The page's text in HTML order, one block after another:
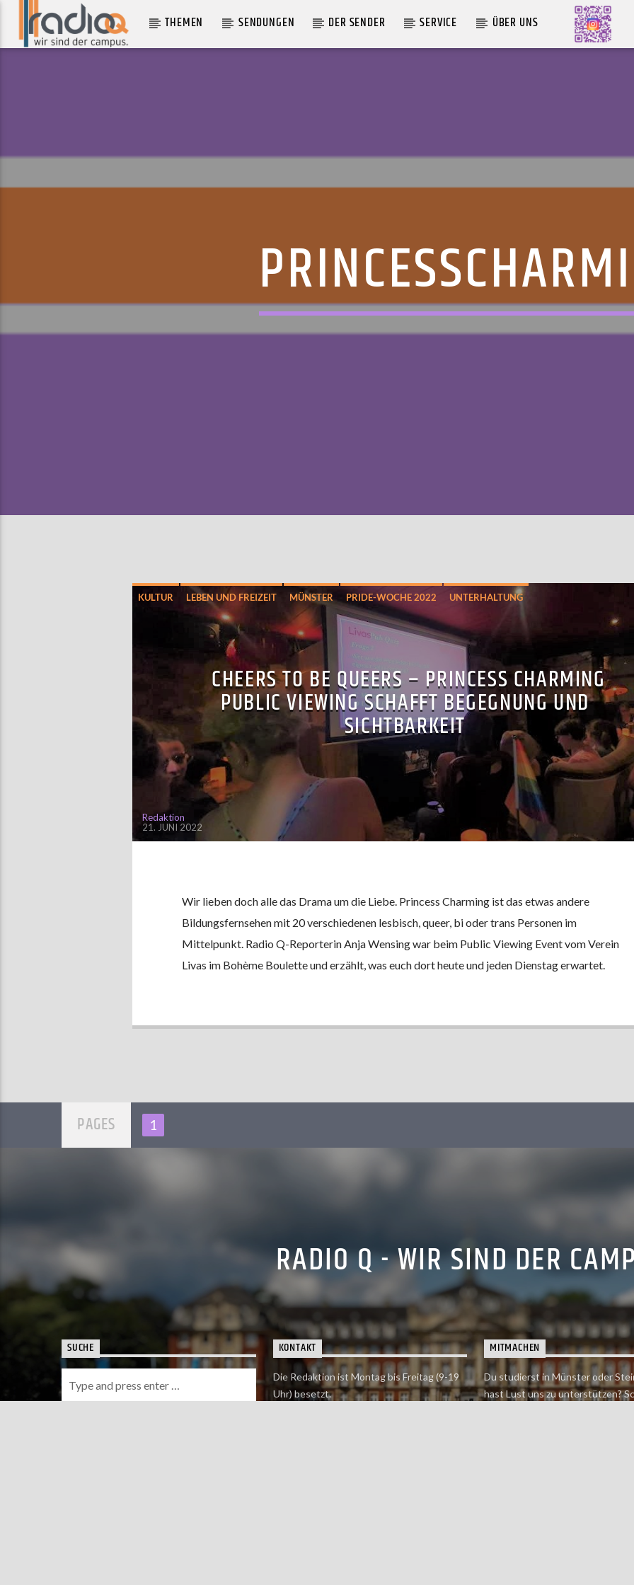
THEMEN SENDUNGEN DER SENDER SERVICE ÜBER UNS
KULTUR LEBEN UND FREIZEIT MÜNSTER PRIDE-WOCHE 2022 UNTERHALTUNG
CHEERS TO BE QUEERS – PRINCESS CHARMING
PUBLIC VIEWING SCHAFFT BEGEGNUNG UND
SICHTBARKEIT
Redaktion
21. JUNI 2022
Wir lieben doch alle das Drama um die Liebe. Princess Charming ist das etwas andere
Bildungsfernsehen mit 20 verschiedenen lesbisch, queer, bi oder trans Personen im
Mittelpunkt. Radio Q-Reporterin Anja Wensing war beim Public Viewing Event vom Verein
Livas im Bohème Boulette und erzählt, was euch dort heute und jeden Dienstag erwartet.
PAGES 1
RADIO Q - WIR SIND DER
SUCHE KONTAKT
Die Redaktion ist Montag bis Freitag (9-19
Uhr) besetzt.
MITMACHEN
Du studierst in Münster oder
hast Lust uns zu unterstützen?